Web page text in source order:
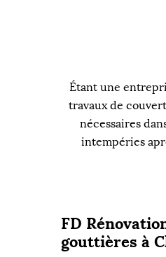
Étant une
travaux de
nécessaires
intempéries
FD
gouttières à